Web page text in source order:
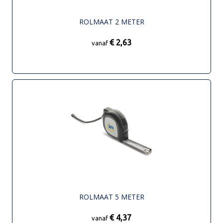
ROLMAAT 2 METER
vanaf € 2,63
ROLMAAT 5 METER
vanaf € 4,37